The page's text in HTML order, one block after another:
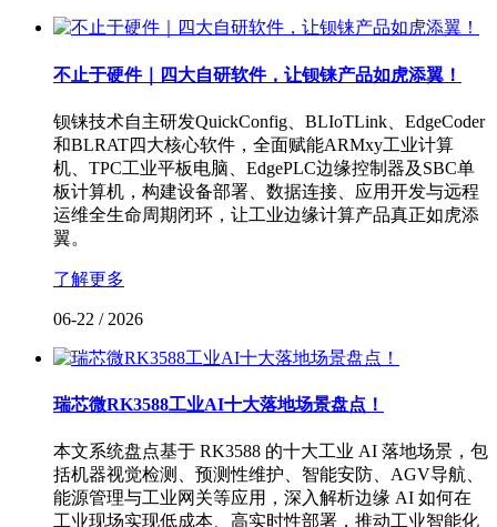
不止于硬件｜四大自研软件，让钡铼产品如虎添翼！
钡铼技术自主研发QuickConfig、BLIoTLink、EdgeCoder
和BLRAT四大核心软件，全面赋能ARMxy工业计算
机、TPC工业平板电脑、EdgePLC边缘控制器及SBC单
板计算机，构建设备部署、数据连接、应用开发与远程
运维全生命周期闭环，让工业边缘计算产品真正如虎添
翼。
了解更多
06-22 / 2026
瑞芯微RK3588工业AI十大落地场景盘点！
本文系统盘点基于 RK3588 的十大工业 AI 落地场景，包
括机器视觉检测、预测性维护、智能安防、AGV导航、
能源管理与工业网关等应用，深入解析边缘 AI 如何在
工业现场实现低成本、高实时性部署，推动工业智能化